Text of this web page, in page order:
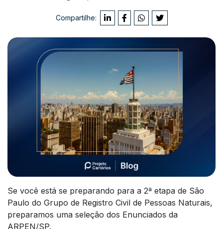
Compartilhe:
Se você está se preparando para a 2ª etapa de São
Paulo do Grupo de Registro Civil de Pessoas Naturais,
preparamos uma seleção dos Enunciados da
ARPEN/SP.